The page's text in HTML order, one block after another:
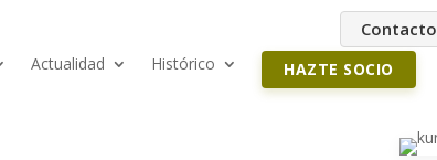
Contacto
Actualidad Histórico HAZTE SOCIO